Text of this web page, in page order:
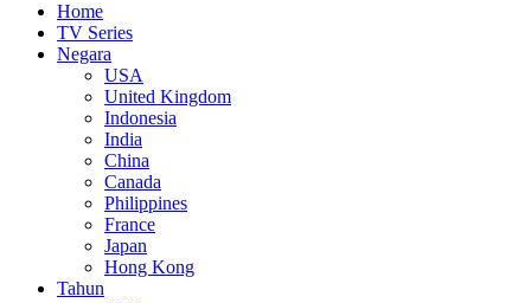
Home
TV Series
Negara
USA
United Kingdom
Indonesia
India
China
Canada
Philippines
France
Japan
Hong Kong
Tahun